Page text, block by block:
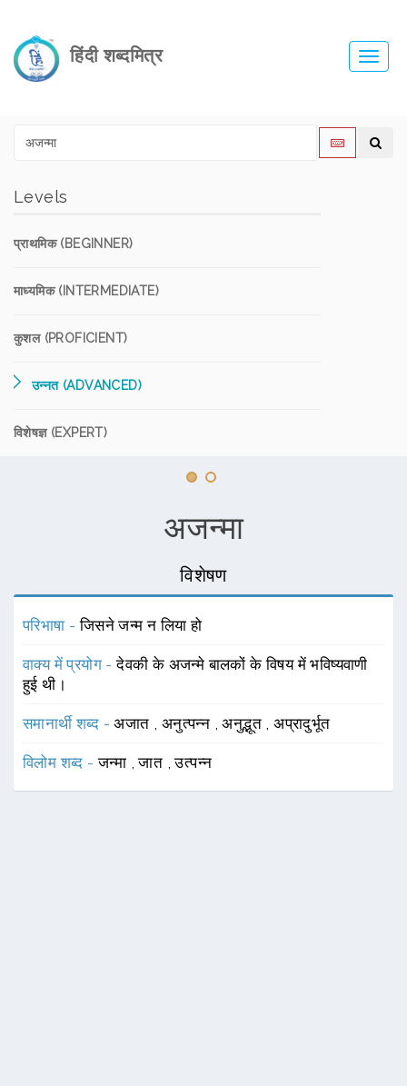
हिंदी शब्दमित्र
Levels
प्राथमिक (BEGINNER)
माध्यमिक (INTERMEDIATE)
कुशल (PROFICIENT)
उन्नत (ADVANCED)
विशेषज्ञ (EXPERT)
अजन्मा
विशेषण
परिभाषा -जिसने जन्म न लिया हो
वाक्य में प्रयोग -देवकी के अजन्मे बालकों के विषय में भविष्यवाणी
हुई थी।
समानार्थी शब्द -अजात , अनुत्पन्न ,अनुद्भूत ,अप्रादुर्भूत
विलोम शब्द -जन्मा ,जात ,उत्पन्न